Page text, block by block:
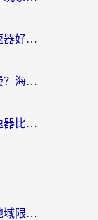
海外党别愁！打炉石传说什么加速器好用？3个实用技巧解决国服游戏卡顿
国外玩流放之路用什么加速器免费？海外党亲测有效的国服游戏加速指南
国外玩国服浮生为卿歌用什么加速器比较好？海外党亲测不踩坑指南
在海外听音乐用什么软件？别让地域限制断了你的华语歌单